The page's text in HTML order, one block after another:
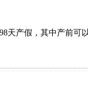
产假，其中产前可